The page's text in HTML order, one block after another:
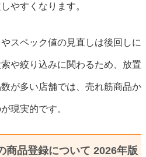
やすくなります。
スペック値の見直しは後回しに
や絞り込みに関わるため、放置
が多い店舗では、売れ筋商品か
現実的です。
商品登録について 2026年版